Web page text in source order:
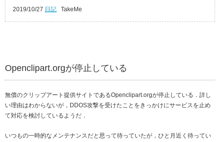
2019/10/27 日記 TakeMe
Openclipart.orgが停止している
無償のクリップアート提供サイトであるOpenclipart.orgが停止している．詳し
い理由はわからないが，DDOS攻撃を受けたことをきっかけにサービスを止め
て対応を検討しているようだ．
いつもの一時的なメンテナンスだと思って待っていたが，ひと月近く待ってい